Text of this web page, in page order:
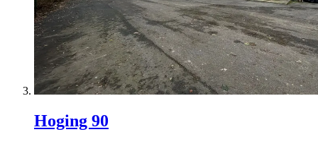
Hoging 90